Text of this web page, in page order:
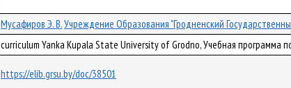
Мусафиров Э. В.Учреждение Образования "Гродненский
curriculum Yanka Kupala State University of Grodno, Учебная программа
https://elib.grsu.by/doc/38501